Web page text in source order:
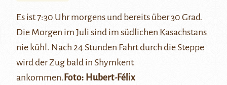
Es ist 7:30 Uhr morgens und bereits über 30 Grad.
Die Morgen im Juli sind im südlichen Kasachstans
nie kühl. Nach 24 Stunden Fahrt durch die Steppe
wird der Zug bald in Shymkent
ankommen.Foto: Hubert-Félix